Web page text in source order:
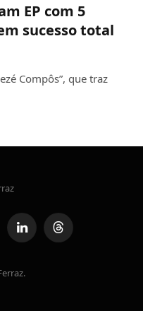
EP com 5
sucesso total
Compôs”, que traz
LinkedInThreads